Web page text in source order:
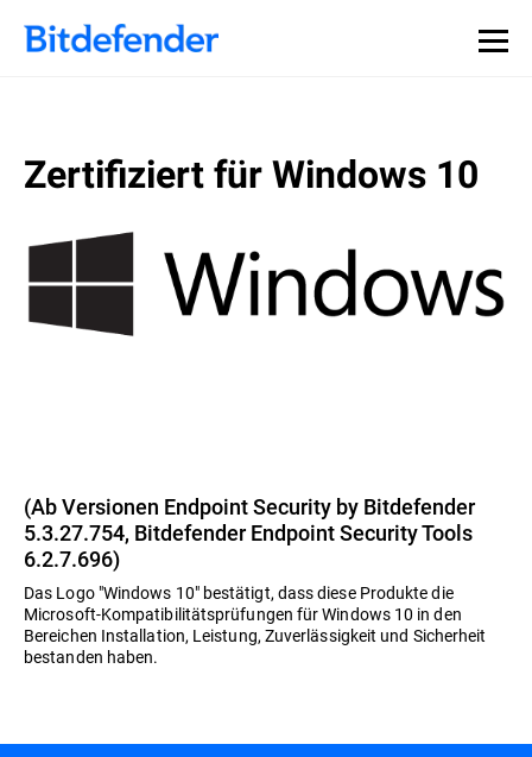
Zertifiziert für Windows 10
(Ab Versionen Endpoint Security by Bitdefender
5.3.27.754, Bitdefender Endpoint Security Tools
6.2.7.696)
Das Logo "Windows 10" bestätigt, dass diese Produkte die
Microsoft-Kompatibilitätsprüfungen für Windows 10 in den
Bereichen Installation, Leistung, Zuverlässigkeit und Sicherheit
bestanden haben.